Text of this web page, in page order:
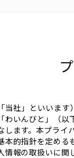
社」といいます
わいんびと」（
ます。本プライ
本的指針を定め
報の取扱いに関